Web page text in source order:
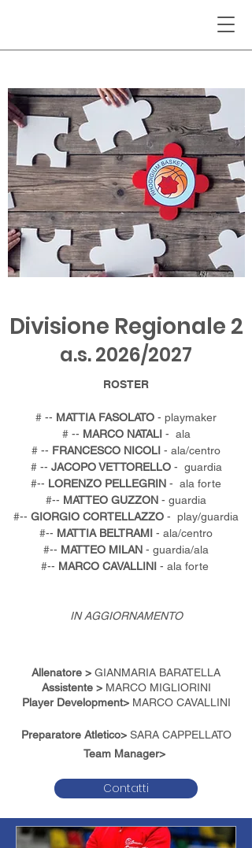
Divisione Regionale 2
a.s. 2026/2027
ROSTER
# -- MATTIA FASOLATO - playmaker
# -- MARCO NATALI - ala
# -- FRANCESCO NICOLI - ala/centro
# -- JACOPO VETTORELLO- guardia
#-- LORENZO PELLEGRIN - ala forte
#-- MATTEO GUZZON - guardia
#-- GIORGIO CORTELLAZZO - play/guardia
#-- MATTIA BELTRAMI - ala/centro
#-- MATTEO MILAN - guardia/ala
#-- MARCO CAVALLINI - ala forte
IN AGGIORNAMENTO
Allenatore > GIANMARIA BARATELLA
Assistente > MARCO MIGLIORINI
Player Development>MARCO CAVALLINI
Preparatore Atletico> SARA CAPPELLATO
Team Manager>
Contatti